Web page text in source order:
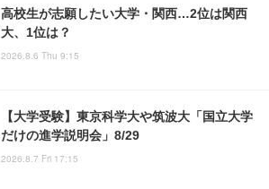
高校生が志願したい大学・関西…2位は関西
大、1位は？
2026.8.6 Thu 9:15
【大学受験】東京科学大や筑波大「国立大学
だけの進学説明会」8/29
2026.8.7 Fri 17:15